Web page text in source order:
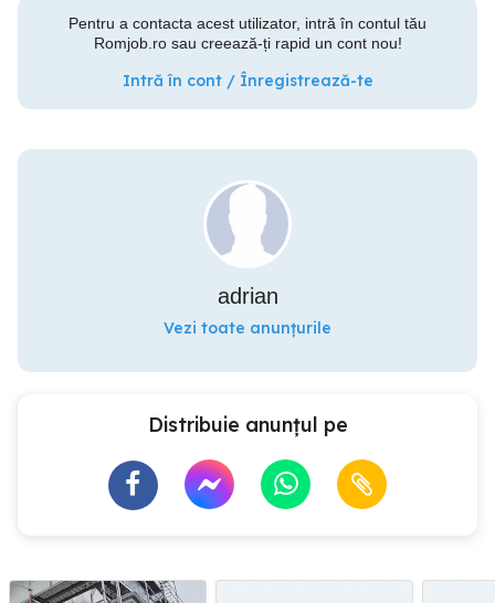
Pentru a contacta acest utilizator, intră în contul tău
Romjob.ro sau creează-ți rapid un cont nou!
Intră în cont / Înregistrează-te
adrian
Vezi toate anunțurile
Distribuie anunțul pe